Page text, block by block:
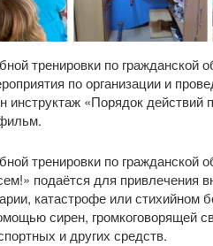
тренировки по
по организации и
инструктаж «Порядок действий
тренировки по гражданской
подаётся для привлечения
катастрофе или стихийном
сирен, громкоговорящей
и других средств.